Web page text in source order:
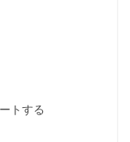
トする